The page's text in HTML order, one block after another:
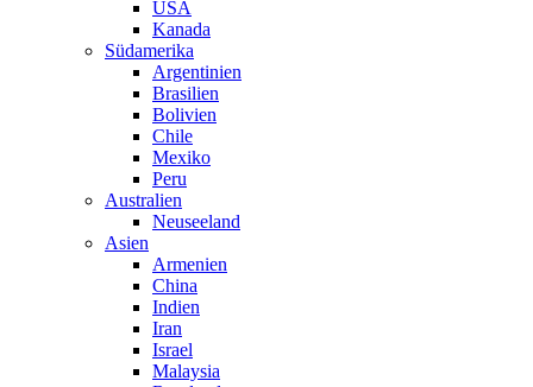
USA
Kanada
Südamerika
Argentinien
Brasilien
Bolivien
Chile
Mexiko
Peru
Australien
Neuseeland
Asien
Armenien
China
Indien
Iran
Israel
Malaysia